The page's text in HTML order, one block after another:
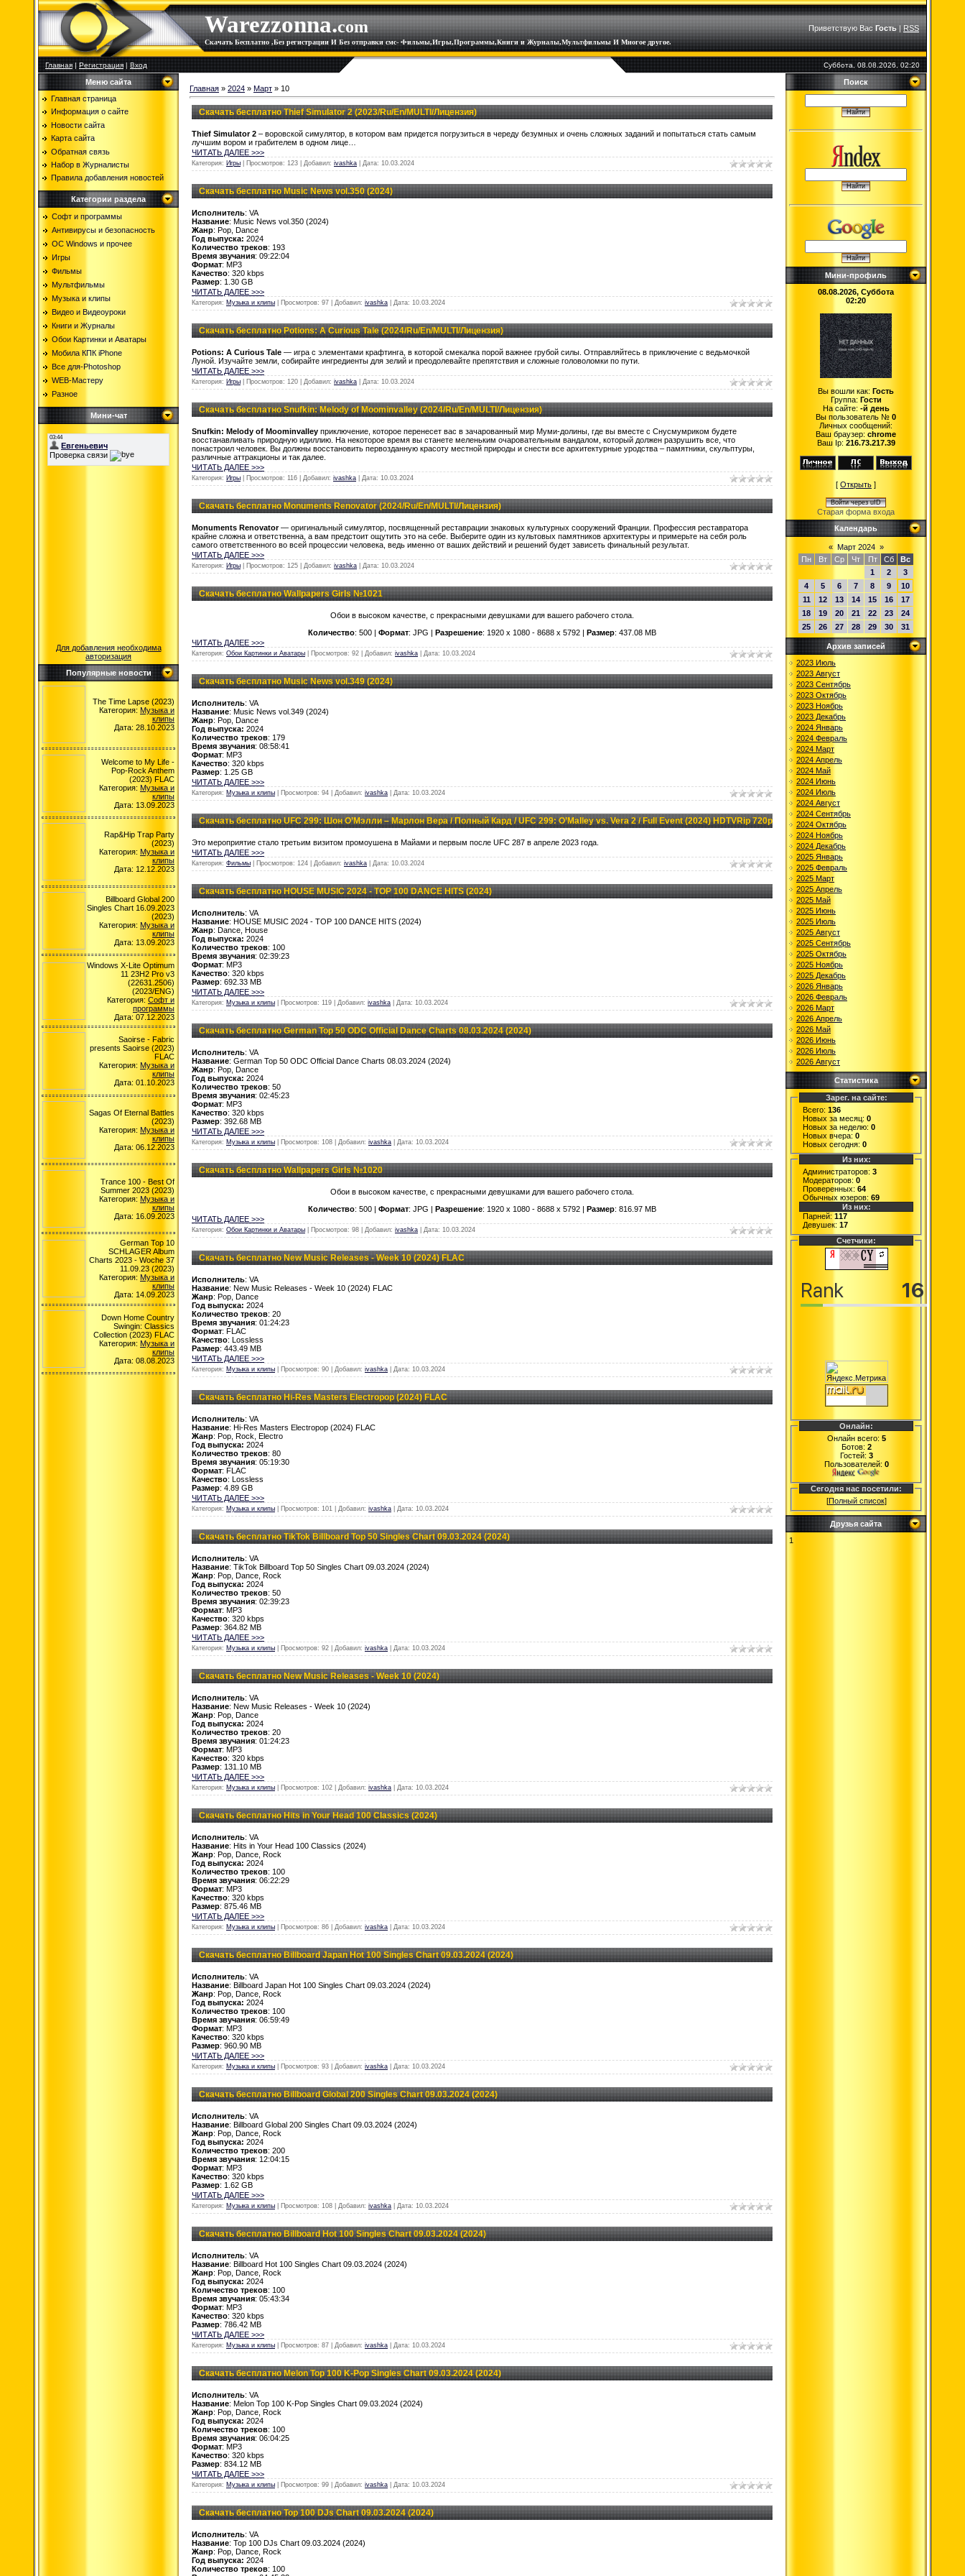
Warezzonna.com
Скачать Бесплатно ,Без регистрации И Без отправки смс- Фильмы,Игры,Программы,Книги и Журналы,Мультфильмы И Многое другое.
Приветствую Вас Гость|RSS
Главная|Регистрация|Вход Суббота, 08.08.2026, 02:20
Меню сайта
Главная страница
Информация о сайте
Новости сайта
Карта сайта
Обратная связь
Набор в Журналисты
Правила добавления новостей
Категории раздела
Софт и программы
Антивирусы и безопасность
OC Windows и прочее
Игры
Фильмы
Мультфильмы
Музыка и клипы
Видео и Видеоуроки
Книги и Журналы
Обои Картинки и Аватары
Мобила КПК iPhone
Все для-Photoshop
WEB-Мастеру
Разное
Мини-чат
Для добавления необходима
авторизация
Популярные новости
The Time Lapse (2023)
Категория: Музыка и
клипы
Дата: 28.10.2023
Welcome to My Life -
Pop-Rock Anthem
(2023) FLAC
Категория: Музыка и
клипы
Дата: 13.09.2023
Rap&Hip Trap Party
(2023)
Категория: Музыка и
клипы
Дата: 12.12.2023
Billboard Global 200
Singles Chart 16.09.2023
(2023)
Категория: Музыка и
клипы
Дата: 13.09.2023
Windows X-Lite Optimum
11 23H2 Pro v3
(22631.2506)
(2023/ENG)
Категория: Софт и
программы
Дата: 07.12.2023
Saoirse - Fabric
presents Saoirse (2023)
FLAC
Категория: Музыка и
клипы
Дата: 01.10.2023
Sagas Of Eternal Battles
(2023)
Категория: Музыка и
клипы
Дата: 06.12.2023
Trance 100 - Best Of
Summer 2023 (2023)
Категория: Музыка и
клипы
Дата: 16.09.2023
German Top 10
SCHLAGER Album
Charts 2023 - Woche 37
11.09.23 (2023)
Категория: Музыка и
клипы
Дата: 14.09.2023
Down Home Country
Swingin: Classics
Collection (2023) FLAC
Категория: Музыка и
клипы
Дата: 08.08.2023
Главная » 2024 » Март » 10
Скачать бесплатно Thief Simulator 2 (2023/Ru/En/MULTI/Лицензия)
Thief Simulator 2 – воровской симулятор, в котором вам придется погрузиться в череду безумных и очень сложных заданий и попытаться стать самым
лучшим вором и грабителем в одном лице…
ЧИТАТЬ ДАЛЕЕ >>>
Категория: Игры | Просмотров: 123 | Добавил: ivashka | Дата: 10.03.2024
Скачать бесплатно Music News vol.350 (2024)
Исполнитель: VA
Название: Music News vol.350 (2024)
Жанр: Pop, Dance
Год выпуска: 2024
Количество треков: 193
Время звучания: 09:22:04
Формат: MP3
Качество: 320 kbps
Размер: 1.30 GB
ЧИТАТЬ ДАЛЕЕ >>>
Категория: Музыка и клипы | Просмотров: 97 | Добавил: ivashka | Дата: 10.03.2024
Скачать бесплатно Potions: A Curious Tale (2024/Ru/En/MULTI/Лицензия)
Potions: A Curious Tale — игра с элементами крафтинга, в которой смекалка порой важнее грубой силы. Отправляйтесь в приключение с ведьмочкой
Луной. Изучайте земли, собирайте ингредиенты для зелий и преодолевайте препятствия и сложные головоломки по пути.
ЧИТАТЬ ДАЛЕЕ >>>
Категория: Игры | Просмотров: 120 | Добавил: ivashka | Дата: 10.03.2024
Скачать бесплатно Snufkin: Melody of Moominvalley (2024/Ru/En/MULTI/Лицензия)
Snufkin: Melody of Moominvalley приключение, которое перенесет вас в зачарованный мир Муми-долины, где вы вместе с Снусмумриком будете
восстанавливать природную идиллию. На некоторое время вы станете меленьким очаровательным вандалом, который должен разрушить все, что
понастроил человек. Вы должны восстановить первозданную красоту местной природы и снести все архитектурные уродства – памятники, скульптуры,
различные аттракционы и так далее.
ЧИТАТЬ ДАЛЕЕ >>>
Категория: Игры | Просмотров: 116 | Добавил: ivashka | Дата: 10.03.2024
Скачать бесплатно Monuments Renovator (2024/Ru/En/MULTI/Лицензия)
Monuments Renovator— оригинальный симулятор, посвященный реставрации знаковых культурных сооружений Франции. Профессия реставратора
крайне сложна и ответственна, а вам предстоит ощутить это на себе. Выберите один из культовых памятников архитектуры и примерьте на себя роль
самого ответственного во всей процессии человека, ведь именно от ваших действий и решений будет зависеть финальный результат.
ЧИТАТЬ ДАЛЕЕ >>>
Категория: Игры | Просмотров: 125 | Добавил: ivashka | Дата: 10.03.2024
Скачать бесплатно Wallpapers Girls №1021
Обои в высоком качестве, с прекрасными девушками для вашего рабочего стола.
Количество: 500 | Формат: JPG | Разрешение: 1920 x 1080 - 8688 x 5792 | Размер: 437.08 MB
ЧИТАТЬ ДАЛЕЕ >>>
Категория: Обои Картинки и Аватары | Просмотров: 92 | Добавил: ivashka | Дата: 10.03.2024
Скачать бесплатно Music News vol.349 (2024)
Исполнитель: VA
Название: Music News vol.349 (2024)
Жанр: Pop, Dance
Год выпуска: 2024
Количество треков: 179
Время звучания: 08:58:41
Формат: MP3
Качество: 320 kbps
Размер: 1.25 GB
ЧИТАТЬ ДАЛЕЕ >>>
Категория: Музыка и клипы | Просмотров: 94 | Добавил: ivashka | Дата: 10.03.2024
Скачать бесплатно UFC 299: Шон О’Мэлли – Марлон Вера / Полный Кард / UFC 299: O’Malley vs. Vera 2 / Full Event (2024) HDTVRip 720p
Это мероприятие стало третьим визитом промоушена в Майами и первым после UFC 287 в апреле 2023 года.
ЧИТАТЬ ДАЛЕЕ >>>
Категория: Фильмы | Просмотров: 124 | Добавил: ivashka | Дата: 10.03.2024
Скачать бесплатно HOUSE MUSIC 2024 - TOP 100 DANCE HITS (2024)
Исполнитель: VA
Название: HOUSE MUSIC 2024 - TOP 100 DANCE HITS (2024)
Жанр: Dance, House
Год выпуска: 2024
Количество треков: 100
Время звучания: 02:39:23
Формат: MP3
Качество: 320 kbps
Размер: 692.33 MB
ЧИТАТЬ ДАЛЕЕ >>>
Категория: Музыка и клипы | Просмотров: 119 | Добавил: ivashka | Дата: 10.03.2024
Скачать бесплатно German Top 50 ODC Official Dance Charts 08.03.2024 (2024)
Исполнитель: VA
Название: German Top 50 ODC Official Dance Charts 08.03.2024 (2024)
Жанр: Pop, Dance
Год выпуска: 2024
Количество треков: 50
Время звучания: 02:45:23
Формат: MP3
Качество: 320 kbps
Размер: 392.68 MB
ЧИТАТЬ ДАЛЕЕ >>>
Категория: Музыка и клипы | Просмотров: 108 | Добавил: ivashka | Дата: 10.03.2024
Скачать бесплатно Wallpapers Girls №1020
Обои в высоком качестве, с прекрасными девушками для вашего рабочего стола.
Количество: 500 | Формат: JPG | Разрешение: 1920 x 1080 - 8688 x 5792 | Размер: 816.97 MB
ЧИТАТЬ ДАЛЕЕ >>>
Категория: Обои Картинки и Аватары | Просмотров: 98 | Добавил: ivashka | Дата: 10.03.2024
Скачать бесплатно New Music Releases - Week 10 (2024) FLAC
Исполнитель: VA
Название: New Music Releases - Week 10 (2024) FLAC
Жанр: Pop, Dance
Год выпуска: 2024
Количество треков: 20
Время звучания: 01:24:23
Формат: FLAC
Качество: Lossless
Размер: 443.49 MB
ЧИТАТЬ ДАЛЕЕ >>>
Категория: Музыка и клипы | Просмотров: 90 | Добавил: ivashka | Дата: 10.03.2024
Скачать бесплатно Hi-Res Masters Electropop (2024) FLAC
Исполнитель: VA
Название: Hi-Res Masters Electropop (2024) FLAC
Жанр: Pop, Rock, Electro
Год выпуска: 2024
Количество треков: 80
Время звучания: 05:19:30
Формат: FLAC
Качество: Lossless
Размер: 4.89 GB
ЧИТАТЬ ДАЛЕЕ >>>
Категория: Музыка и клипы | Просмотров: 101 | Добавил: ivashka | Дата: 10.03.2024
Скачать бесплатно TikTok Billboard Top 50 Singles Chart 09.03.2024 (2024)
Исполнитель: VA
Название: TikTok Billboard Top 50 Singles Chart 09.03.2024 (2024)
Жанр: Pop, Dance, Rock
Год выпуска: 2024
Количество треков: 50
Время звучания: 02:39:23
Формат: MP3
Качество: 320 kbps
Размер: 364.82 MB
ЧИТАТЬ ДАЛЕЕ >>>
Категория: Музыка и клипы | Просмотров: 92 | Добавил: ivashka | Дата: 10.03.2024
Скачать бесплатно New Music Releases - Week 10 (2024)
Исполнитель: VA
Название: New Music Releases - Week 10 (2024)
Жанр: Pop, Dance
Год выпуска: 2024
Количество треков: 20
Время звучания: 01:24:23
Формат: MP3
Качество: 320 kbps
Размер: 131.10 MB
ЧИТАТЬ ДАЛЕЕ >>>
Категория: Музыка и клипы | Просмотров: 102 | Добавил: ivashka | Дата: 10.03.2024
Скачать бесплатно Hits in Your Head 100 Classics (2024)
Исполнитель: VA
Название: Hits in Your Head 100 Classics (2024)
Жанр: Pop, Dance, Rock
Год выпуска: 2024
Количество треков: 100
Время звучания: 06:22:29
Формат: MP3
Качество: 320 kbps
Размер: 875.46 MB
ЧИТАТЬ ДАЛЕЕ >>>
Категория: Музыка и клипы | Просмотров: 86 | Добавил: ivashka | Дата: 10.03.2024
Скачать бесплатно Billboard Japan Hot 100 Singles Chart 09.03.2024 (2024)
Исполнитель: VA
Название: Billboard Japan Hot 100 Singles Chart 09.03.2024 (2024)
Жанр: Pop, Dance, Rock
Год выпуска: 2024
Количество треков: 100
Время звучания: 06:59:49
Формат: MP3
Качество: 320 kbps
Размер: 960.90 MB
ЧИТАТЬ ДАЛЕЕ >>>
Категория: Музыка и клипы | Просмотров: 93 | Добавил: ivashka | Дата: 10.03.2024
Скачать бесплатно Billboard Global 200 Singles Chart 09.03.2024 (2024)
Исполнитель: VA
Название: Billboard Global 200 Singles Chart 09.03.2024 (2024)
Жанр: Pop, Dance, Rock
Год выпуска: 2024
Количество треков: 200
Время звучания: 12:04:15
Формат: MP3
Качество: 320 kbps
Размер: 1.62 GB
ЧИТАТЬ ДАЛЕЕ >>>
Категория: Музыка и клипы | Просмотров: 108 | Добавил: ivashka | Дата: 10.03.2024
Скачать бесплатно Billboard Hot 100 Singles Chart 09.03.2024 (2024)
Исполнитель: VA
Название: Billboard Hot 100 Singles Chart 09.03.2024 (2024)
Жанр: Pop, Dance, Rock
Год выпуска: 2024
Количество треков: 100
Время звучания: 05:43:34
Формат: MP3
Качество: 320 kbps
Размер: 786.42 MB
ЧИТАТЬ ДАЛЕЕ >>>
Категория: Музыка и клипы | Просмотров: 87 | Добавил: ivashka | Дата: 10.03.2024
Скачать бесплатно Melon Top 100 K-Pop Singles Chart 09.03.2024 (2024)
Исполнитель: VA
Название: Melon Top 100 K-Pop Singles Chart 09.03.2024 (2024)
Жанр: Pop, Dance, Rock
Год выпуска: 2024
Количество треков: 100
Время звучания: 06:04:25
Формат: MP3
Качество: 320 kbps
Размер: 834.12 MB
ЧИТАТЬ ДАЛЕЕ >>>
Категория: Музыка и клипы | Просмотров: 99 | Добавил: ivashka | Дата: 10.03.2024
Скачать бесплатно Top 100 DJs Chart 09.03.2024 (2024)
Исполнитель: VA
Название: Top 100 DJs Chart 09.03.2024 (2024)
Жанр: Pop, Dance, Rock
Год выпуска: 2024
Количество треков: 100
Поиск
Мини-профиль
08.08.2026, Суббота
02:20
Вы вошли как: Гость
Группа: Гости
На сайте: -й день
Вы пользователь № 0
Личных сообщений:
Ваш браузер: chrome
Ваш Ip: 216.73.217.39
[ Открыть ]
Войти через uID
Старая форма входа
Календарь
« Март 2024 »
Пн
Вт Ср Чт Пт Сб
Вс
1
2
3
4
5 6 7 8 9
10
11
12 13 14 15 16
17
18
19 20 21 22 23
24
25
26 27 28 29 30 31
Архив записей
2023 Июль
2023 Август
2023 Сентябрь
2023 Октябрь
2023 Ноябрь
2023 Декабрь
2024 Январь
2024 Февраль
2024 Март
2024 Апрель
2024 Май
2024 Июнь
2024 Июль
2024 Август
2024 Сентябрь
2024 Октябрь
2024 Ноябрь
2024 Декабрь
2025 Январь
2025 Февраль
2025 Март
2025 Апрель
2025 Май
2025 Июнь
2025 Июль
2025 Август
2025 Сентябрь
2025 Октябрь
2025 Ноябрь
2025 Декабрь
2026 Январь
2026 Февраль
2026 Март
2026 Апрель
2026 Май
2026 Июнь
2026 Июль
2026 Август
Статистика
Зарег. на сайте:
Всего: 136
Новых за месяц: 0
Новых за неделю: 0
Новых вчера: 0
Новых сегодня: 0
Из них:
Администраторов: 3
Модераторов: 0
Проверенных: 64
Обычных юзеров: 69
Из них:
Парней: 117
Девушек: 17
Счетчики:
Онлайн:
Онлайн всего: 5
Ботов: 2
Гостей: 3
Пользователей: 0
Сегодня нас посетили:
[Полный список]
Друзья сайта
1